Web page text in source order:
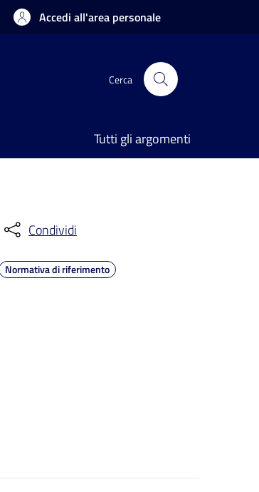
Accedi all'area personale
Cerca
Tutti gli argomenti
Condividi
Normativa di riferimento